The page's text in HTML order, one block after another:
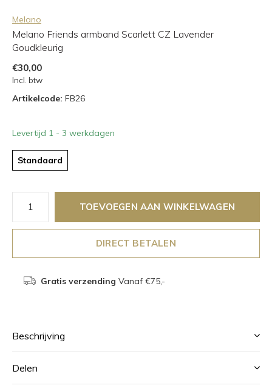
Melano
Melano Friends armband Scarlett CZ Lavender
Goudkleurig
€30,00
Incl. btw
Artikelcode: FB26
Levertijd 1 - 3 werkdagen
Standaard
TOEVOEGEN AAN WINKELWAGEN
DIRECT BETALEN
Gratis verzending Vanaf €75,-
Beschrijving
Delen